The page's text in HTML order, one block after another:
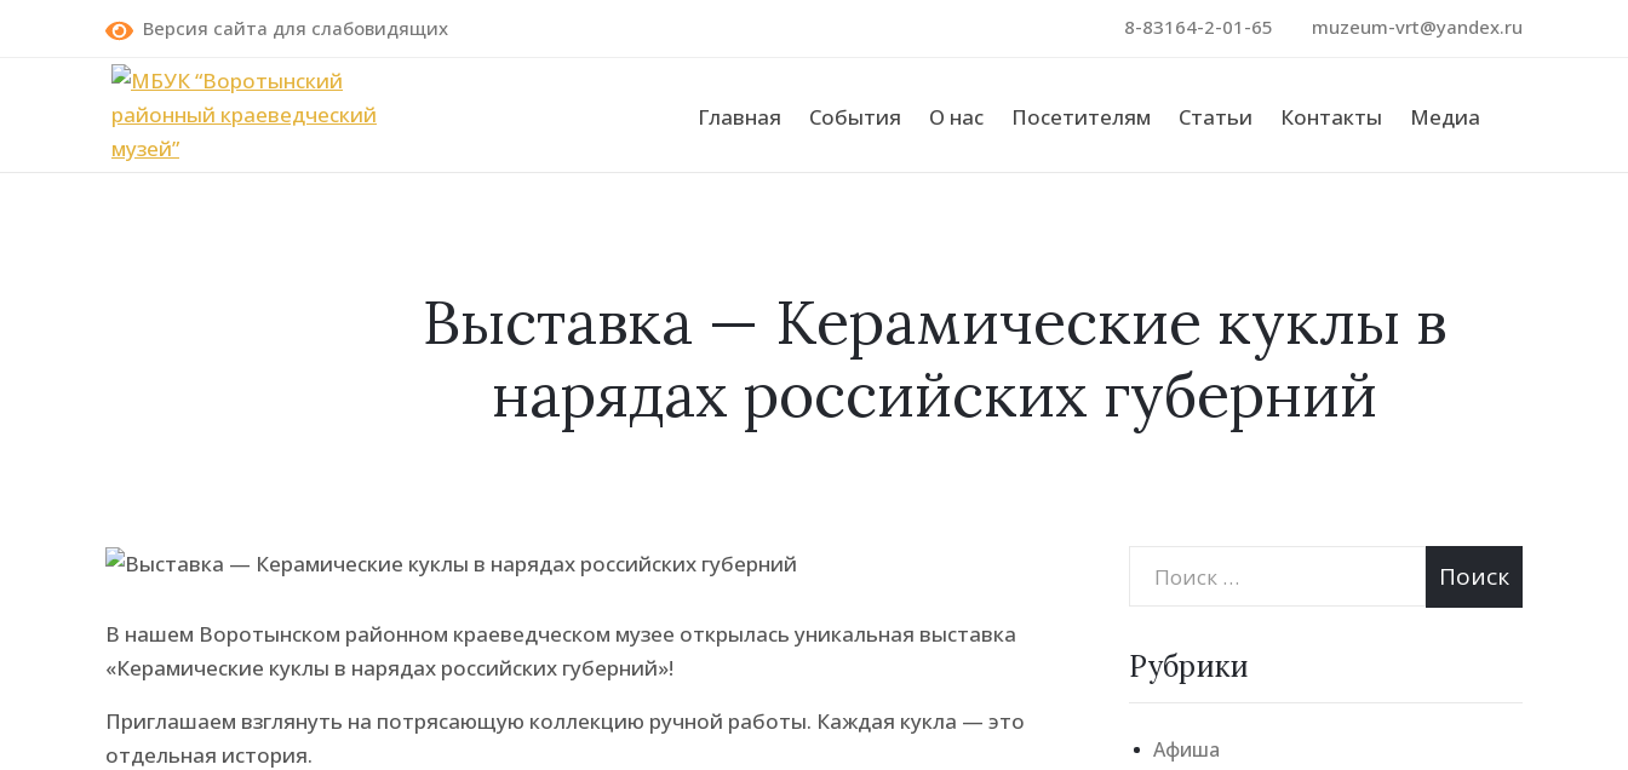
Версия сайта для слабовидящих 8-83164-2-01-65 muzeum-vrt@yandex.ru
Главная События О нас Посетителям Статьи Контакты Медиа
Выставка — Керамические куклы в
нарядах российских губерний
В нашем Воротынском районном краеведческом музее открылась уникальная выставка
«Керамические куклы в нарядах российских губерний»!
Приглашаем взглянуть на потрясающую коллекцию ручной работы. Каждая кукла — это
отдельная история.
Рубрики
Афиша